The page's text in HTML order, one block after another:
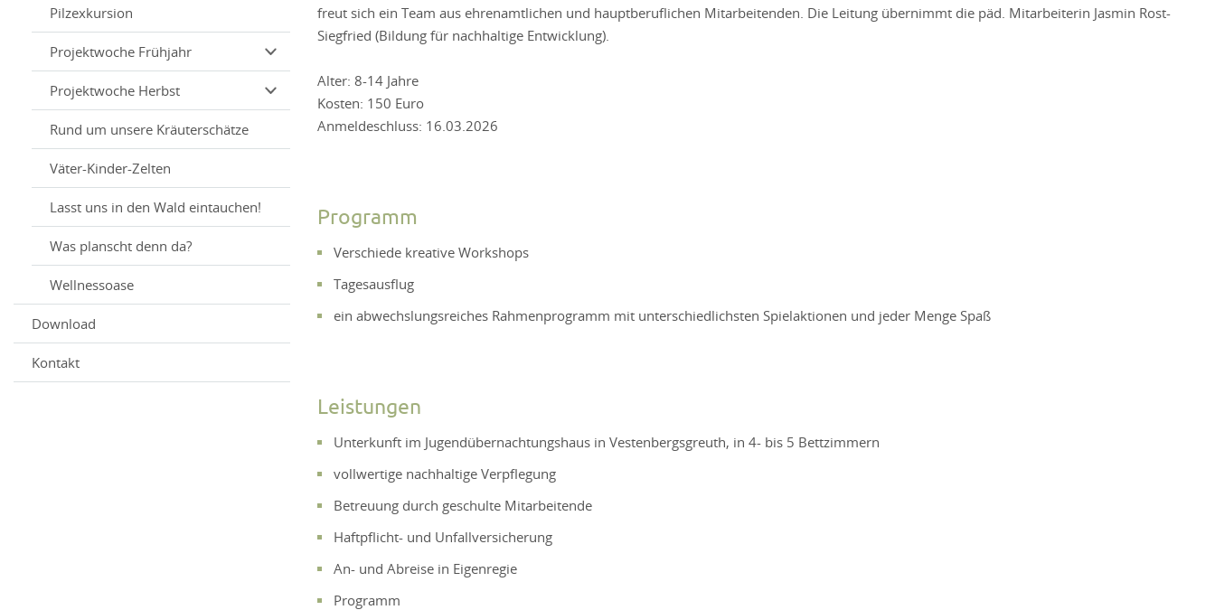
Pilzexkursion
Projektwoche Frühjahr
Projektwoche Herbst
Rund um unsere Kräuterschätze
Väter-Kinder-Zelten
Lasst uns in den Wald eintauchen!
Was planscht denn da?
Wellnessoase
Download
Kontakt
freut sich ein Team aus ehrenamtlichen und hauptberuflichen Mitarbeitenden. Die Leitung übernimmt die päd. Mitarbeiterin Jasmin Rost-
Siegfried (Bildung für nachhaltige Entwicklung).
Alter: 8-14 Jahre
Kosten: 150 Euro
Anmeldeschluss: 16.03.2026
Programm
Verschiede kreative Workshops
Tagesausflug
ein abwechslungsreiches Rahmenprogramm mit unterschiedlichsten Spielaktionen und jeder Menge Spaß
Leistungen
Unterkunft im Jugendübernachtungshaus in Vestenbergsgreuth, in 4- bis 5 Bettzimmern
vollwertige nachhaltige Verpflegung
Betreuung durch geschulte Mitarbeitende
Haftpflicht- und Unfallversicherung
An- und Abreise in Eigenregie
Programm